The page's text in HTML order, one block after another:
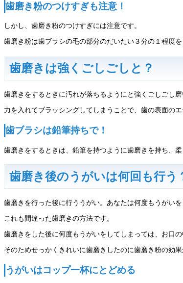
歯磨き粉のつけすぎも注意！
しかし、歯磨き粉のつけすぎには注意です。
歯磨き粉は歯ブラシの毛の部分のだいたい３分の１程度
歯磨きは強くごしごしと？
歯磨きをするときに汚れが落ちるようにと強くごしごし
力を入れてブラッシングしてしまうことで、歯の表面の
歯ブラシは鉛筆持ちで！
歯磨きをするときは、鉛筆を持つように歯磨きを持ち、
歯磨き後のうがいは何回も行う
歯磨きを行った後に行ううがい。あなたは何度もうがい
これも間違った歯磨きの方法です。
歯磨きをした後に何度もうがいをしてしまっては、お口
そのためせっかくきれいに歯磨きしたのに歯磨き粉の効果
うがいはコップ一杯にとどめる